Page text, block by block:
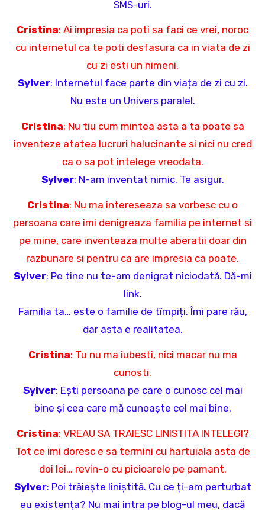
SMS-uri.
Cristina: Ai impresia ca poti sa faci ce vrei, noroc
cu internetul ca te poti desfasura ca in viata de zi
cu zi esti un nimeni.
Sylver: Internetul face parte din viața de zi cu zi.
Nu este un Univers paralel.
Cristina: Nu tiu cum mintea asta a ta poate sa
inventeze atatea lucruri halucinante si nici nu cred
ca o sa pot intelege vreodata.
Sylver: N-am inventat nimic. Te asigur.
Cristina: Nu ma intereseaza sa vorbesc cu o
persoana care imi denigreaza familia pe internet si
pe mine, care inventeaza multe aberatii doar din
razbunare si pentru ca are impresia ca poate.
Sylver: Pe tine nu te-am denigrat niciodată. Dă-mi
link.
Familia ta… este o familie de tîmpiți. Îmi pare rău,
dar asta e realitatea.
Cristina: Tu nu ma iubesti, nici macar nu ma
cunosti.
Sylver: Ești persoana pe care o cunosc cel mai
bine și cea care mă cunoaște cel mai bine.
Cristina: VREAU SA TRAIESC LINISTITA INTELEGI?
Tot ce imi doresc e sa termini cu hartuiala asta de
doi lei… revin-o cu picioarele pe pamant.
Sylver: Poi trăiește liniștită. Cu ce ți-am perturbat
eu existența? Nu mai intra pe blog-ul meu, dacă